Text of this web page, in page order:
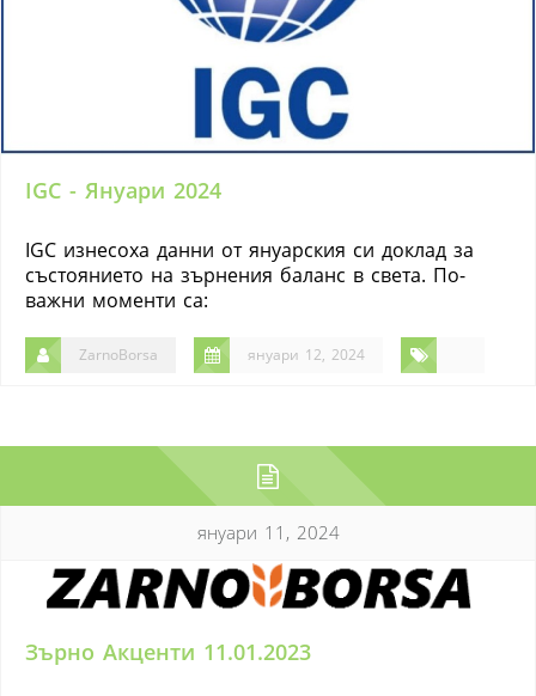
IGC - Януари 2024
IGC изнесоха данни от януарския си доклад за
състоянието на зърнения баланс в света. По-
важни моменти са:
ZarnoBorsa януари 12, 2024
януари 11, 2024
Зърно Акценти 11.01.2023